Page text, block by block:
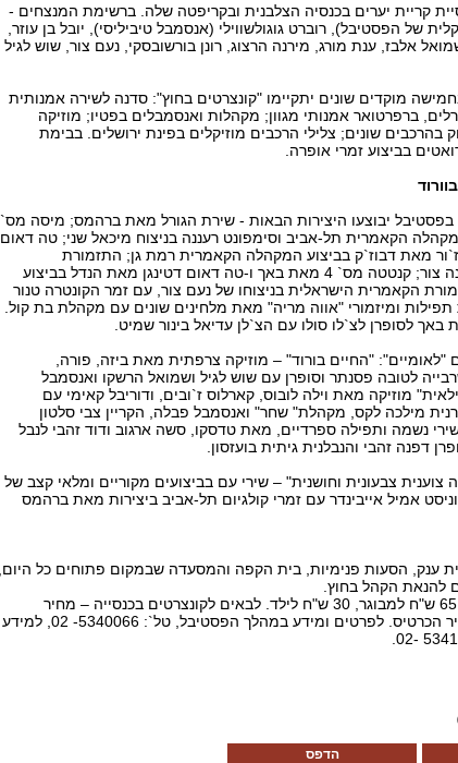
קריית יערים בכנסיה הצלבנית ובקריפטה שלה. ברשימת המנצחים -
של הפסטיבל), רוברט גוגולשווילי (אנסמבל טיביליסי), יובל בן עוזר,
אלבז, ענת מורג, מירנה הרצוג, רונן בורשובסקי, נעם צור, שוש לגיל
מוקדים שונים יתקיימו "קונצרטים בחוץ": סדנה לשירה אמנותית
ברפרטואר אמנותי מגוון; מקהלות ואנסמבלים בפטיו; מוזיקה
שונים; צלילי הרכבים מוזיקלים בפינת ירושלים. בבימת
בביצוע זמרי אופרה.
בפסטיבל יבוצעו היצירות הבאות - שירת הגורל מאת ברהמס; מיסה מס`
הקאמרית תל-אביב וסימפונט רעננה בניצוח מיכאל שני; טה דאום
מאת דבוז`ק בביצוע המקהלה הקאמרית רמת גן; התזמורת
הקאמרית ת"א בניצוח חנה צור; קנטטה מס` 4 מאת באך ו-טה דאום דטינגן מאת הנדל בביצוע
הקאמרית הישראלית בניצוחו של נעם צור, עם זמר הקונטרה טנור
ומיזמורי "אווה מריה" מאת מלחינים שונים עם מקהלת בת קול.
לסופרן לצ`לו סולו עם הצ`לן עדיאל בינור שמיט.
"לאומיים": "החיים בורוד" – מוזיקה צרפתית מאת ביזה, פורה,
לטובה פסנתר וסופרן עם שוש לגיל ושמואל הרשקו ואנסמבל
מוזיקה מאת וילה לובוס, קארלוס ז`ובים, ודוריבל קאימי עם
מילכה לקס, מקהלת" שחר" ואנסמבל פבלה, הקריין צבי סלטון
שירי נשמה ותפילה ספרדיים, מאת טדסקו, סשה ארגוב ודוד זהבי לנבל
דפנה זהבי והנבלנית גיתית בועזסון.
צוענית צבעונית וחושנית" – שירי עם בביצועים מקוריים ומלאי קצב של
אמיל אייבינדר עם זמרי קולגיום תל-אביב ביצירות מאת ברהמס
ענק, הסעות פנימיות, בית הקפה והמסעדה שבמקום פתוחים כל היום,
להנאת הקהל בחוץ.
מחיר הקונצרטים בחוץ - 65 ש"ח למבוגר, 30 ש"ח לילד. לבאים לקונצרטים בכנסייה – מחיר
הקונצרט בחוץ כלול במחיר הכרטיס. לפרטים ומידע במהלך הפסטיבל, טל`: 5340066- 02, למידע
הדפס